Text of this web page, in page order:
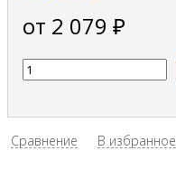
от 2 079 ₽
Сравнение В избранное